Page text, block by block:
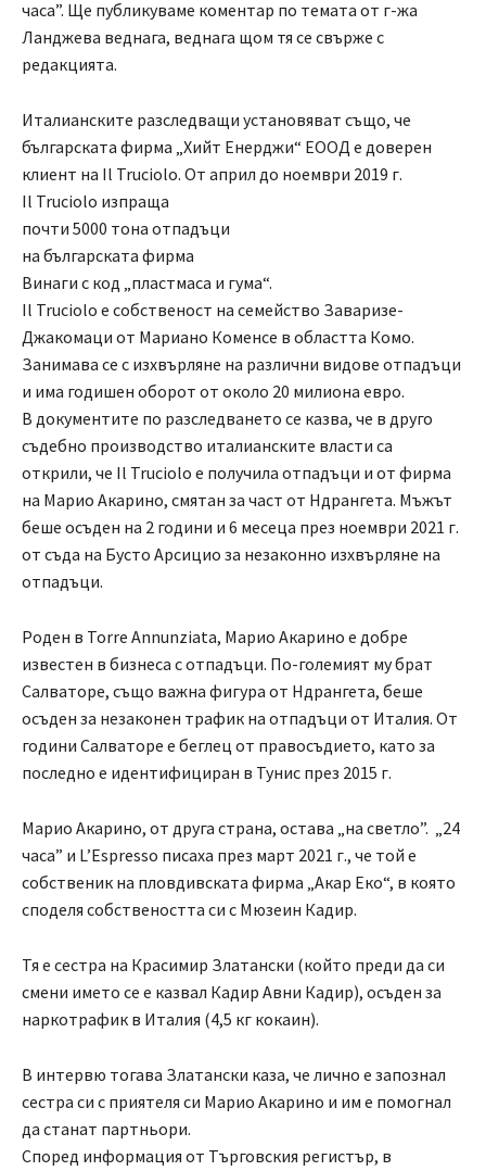
часа”. Ще публикуваме коментар по темата от г-жа
Ланджева веднага, веднага щом тя се свърже с
редакцията.
Италианските разследващи установяват също, че
българската фирма „Хийт Енерджи“ ЕООД е доверен
клиент на Il Truciolo. От април до ноември 2019 г.
Il Truciolo изпраща
почти 5000 тона отпадъци
на българската фирма
Винаги с код „пластмаса и гума“.
Il Truciolo е собственост на семейство Заваризе-
Джакомаци от Мариано Коменсе в областта Комо.
Занимава се с изхвърляне на различни видове отпадъци
и има годишен оборот от около 20 милиона евро.
В документите по разследването се казва, че в друго
съдебно производство италианските власти са
открили, че Il Truciolo е получила отпадъци и от фирма
на Марио Акарино, смятан за част от Ндрангета. Мъжът
беше осъден на 2 години и 6 месеца през ноември 2021 г.
от съда на Бусто Арсицио за незаконно изхвърляне на
отпадъци.
Роден в Torre Annunziata, Марио Акарино е добре
известен в бизнеса с отпадъци. По-големият му брат
Салваторе, също важна фигура от Ндрангета, беше
осъден за незаконен трафик на отпадъци от Италия. От
години Салваторе е беглец от правосъдието, като за
последно е идентифициран в Тунис през 2015 г.
Марио Акарино, от друга страна, остава „на светло”. „24
часа” и L’Espresso писаха през март 2021 г., че той е
собственик на пловдивската фирма „Акар Еко“, в която
споделя собствеността си с Мюзеин Кадир.
Тя е сестра на Красимир Златански (който преди да си
смени името се е казвал Кадир Авни Кадир), осъден за
наркотрафик в Италия (4,5 кг кокаин).
В интервю тогава Златански каза, че лично е запознал
сестра си с приятеля си Марио Акарино и им е помогнал
да станат партньори.
Според информация от Търговския регистър, в